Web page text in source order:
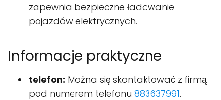
zapewnia bezpieczne ładowanie
pojazdów elektrycznych.
Informacje praktyczne
telefon: Można się skontaktować z firmą
pod numerem telefonu 883637991.